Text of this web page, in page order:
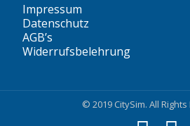
Impressum
Datenschutz
AGB’s
Widerrufsbelehrung
© 2019 CitySim. All